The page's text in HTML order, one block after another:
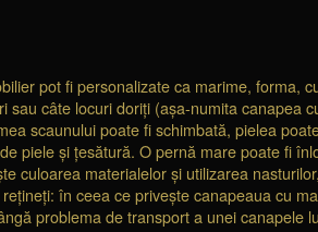
pot fi personalizate ca marime, forma,
câte locuri doriți (așa-numita canapea
scaunului poate fi schimbată, pielea
piele și țesătură. O pernă mare poate fi
culoarea materialelor și utilizarea
în ceea ce privește canapeaua cu
problema de transport a unei canapele